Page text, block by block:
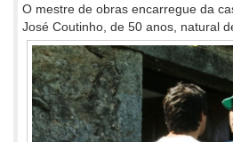
O mestre de obras encarregue da
José Coutinho, de 50 anos, natural